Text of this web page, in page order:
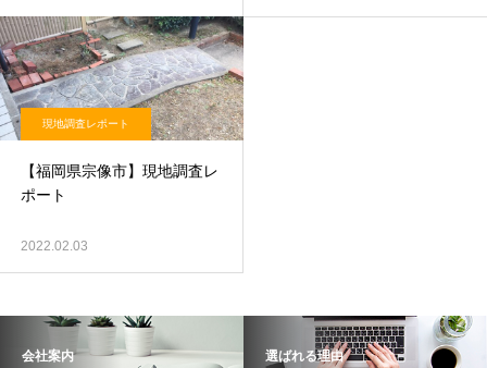
現地調査レポート
【福岡県宗像市】現地調査レ
ポート
2022.02.03
会社案内 選ばれる理由